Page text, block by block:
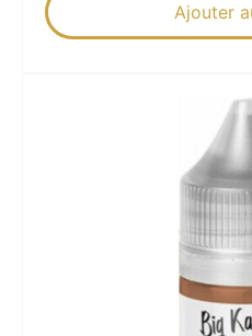
Ajouter